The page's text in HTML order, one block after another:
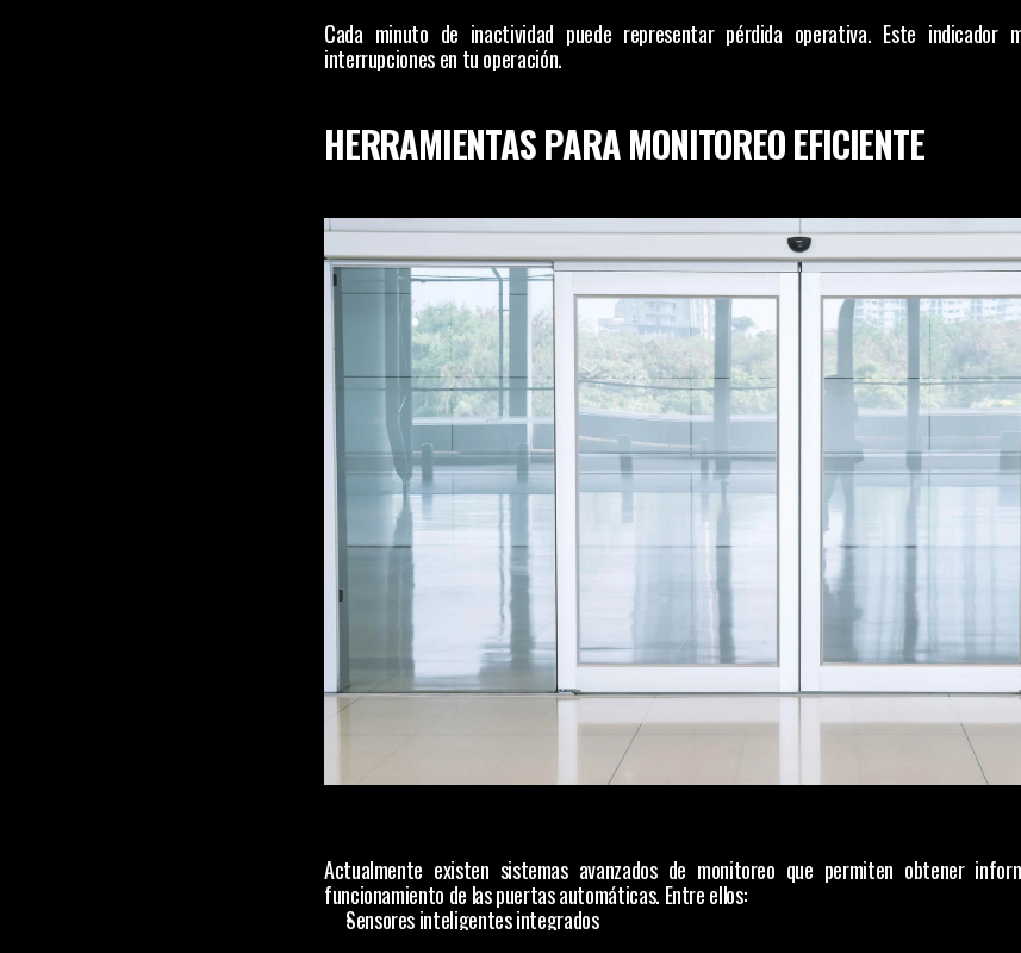
Cada minuto de inactividad puede representar pérdida operativa. Este
interrupciones en tu operación.
HERRAMIENTAS PARA MONITOREO EFICIENTE
Actualmente existen sistemas avanzados de monitoreo que permiten obtener
funcionamiento de las puertas automáticas. Entre ellos:
Sensores inteligentes integrados